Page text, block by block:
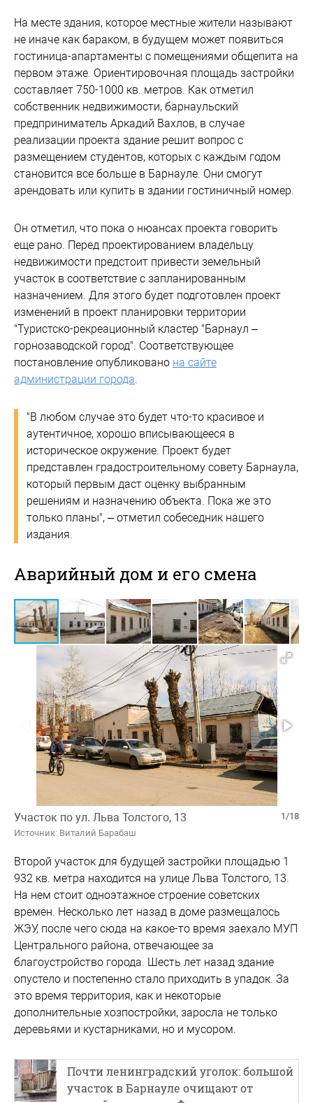
На месте здания, которое местные жители называют
не иначе как бараком, в будущем может появиться
гостиница-апартаменты с помещениями общепита на
первом этаже. Ориентировочная площадь застройки
составляет 750-1000 кв. метров. Как отметил
собственник недвижимости, барнаульский
предприниматель Аркадий Вахлов, в случае
реализации проекта здание решит вопрос с
размещением студентов, которых с каждым годом
становится все больше в Барнауле. Они смогут
арендовать или купить в здании гостиничный номер.
Он отметил, что пока о нюансах проекта говорить
еще рано. Перед проектированием владельцу
недвижимости предстоит привести земельный
участок в соответствие с запланированным
назначением. Для этого будет подготовлен проект
изменений в проект планировки территории
"Туристско-рекреационный кластер "Барнаул –
горнозаводской город". Соответствующее
постановление опубликовано на сайте
администрации города
"В любом случае это будет что-то красивое и
аутентичное, хорошо вписывающееся в
историческое окружение. Проект будет
представлен градостроительному совету Барнаула,
который первым даст оценку выбранным
решениям и назначению объекта. Пока же это
только планы", – отметил собеседник нашего
издания.
Аварийный дом и его смена
1/18
Участок по ул. Льва Толстого, 13
Источник: Виталий Барабаш
Второй участок для будущей застройки площадью 1
932 кв. метра находится на улице Льва Толстого, 13.
На нем стоит одноэтажное строение советских
времен. Несколько лет назад в доме размещалось
ЖЭУ, после чего сюда на какое-то время заехало МУП
Центрального района, отвечающее за
благоустройство города. Шесть лет назад здание
опустело и постепенно стало приходить в упадок. За
это время территория, как и некоторые
дополнительные хозпостройки, заросла не только
деревьями и кустарниками, но и мусором.
Почти ленинградский уголок: большой
участок в Барнауле очищают от